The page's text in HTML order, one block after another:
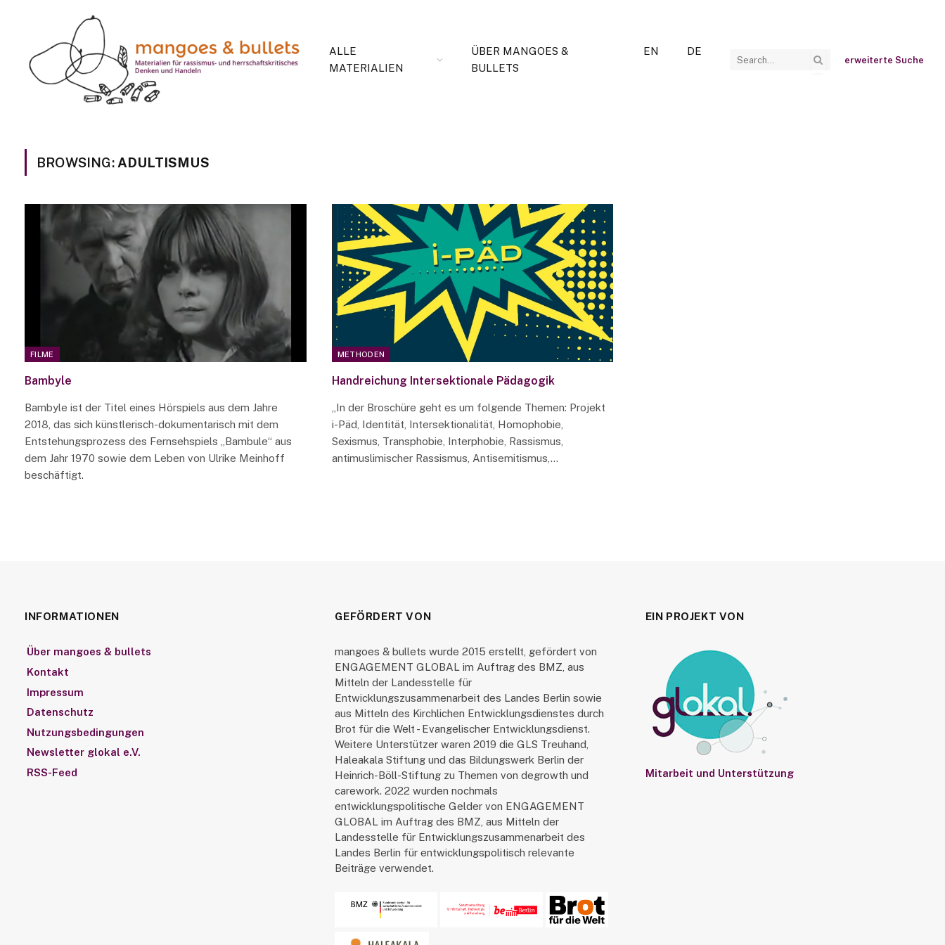
ALLE
MATERIALIEN
ÜBER MANGOES &
BULLETS
EN DE
erweiterte Suche
BROWSING: ADULTISMUS
FILME
Bambyle
Bambyle ist der Titel eines Hörspiels aus dem Jahre
2018, das sich künstlerisch-dokumentarisch mit dem
Entstehungsprozess des Fernsehspiels „Bambule“ aus
dem Jahr 1970 sowie dem Leben von Ulrike Meinhoff
beschäftigt.
METHODEN
Handreichung Intersektionale Pädagogik
„In der Broschüre geht es um folgende Themen: Projekt
i-Päd, Identität, Intersektionalität, Homophobie,
Sexismus, Transphobie, Interphobie, Rassismus,
antimuslimischer Rassismus, Antisemitismus,…
INFORMATIONEN
Über mangoes & bullets
Kontakt
Impressum
Datenschutz
Nutzungsbedingungen
Newsletter glokal e.V.
RSS-Feed
GEFÖRDERT VON
mangoes & bullets wurde 2015 erstellt, gefördert von
ENGAGEMENT GLOBAL im Auftrag des BMZ, aus
Mitteln der Landesstelle für
Entwicklungszusammenarbeit des Landes Berlin sowie
aus Mitteln des Kirchlichen Entwicklungsdienstes durch
Brot für die Welt - Evangelischer Entwicklungsdienst.
Weitere Unterstützer waren 2019 die GLS Treuhand,
Haleakala Stiftung und das Bildungswerk Berlin der
Heinrich-Böll-Stiftung zu Themen von degrowth und
carework. 2022 wurden nochmals
entwicklungspolitische Gelder von ENGAGEMENT
GLOBAL im Auftrag des BMZ, aus Mitteln der
Landesstelle für Entwicklungszusammenarbeit des
Landes Berlin für entwicklungspolitisch relevante
Beiträge verwendet.
EIN PROJEKT VON
Mitarbeit und Unterstützung